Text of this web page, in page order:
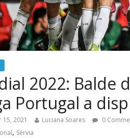
2022: Balde
Portugal a
2021 Luciana Soares 0
, Sérvia